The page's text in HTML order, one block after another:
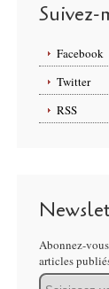
Suivez-
Facebook
Twitter
RSS
Abonnez-
articles
Email